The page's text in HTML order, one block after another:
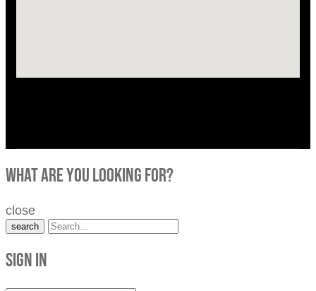
what are you looking for?
close
search
Sign in